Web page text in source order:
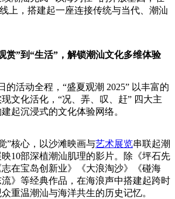
上，搭建起一座连接传统与当代、潮汕
赏”到“生活”，解锁潮汕文化多维体验
的活动全程，“盛夏观潮 2025” 以丰富的
文化活化，“况、弄、叹、赶” 四大主
起沉浸式的文化体验网络。
”核心，以沙滩映画与艺术展览串联起潮
10部深植潮汕肌理的影片。除《坪石先
在宝岛创新业》《大浪淘沙》《碰海
》等经典作品，在海浪声中搭建起跨时
重温潮汕与海洋共生的历史记忆。